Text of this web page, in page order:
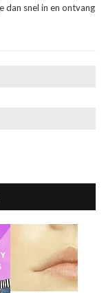
dan snel in en ontvang